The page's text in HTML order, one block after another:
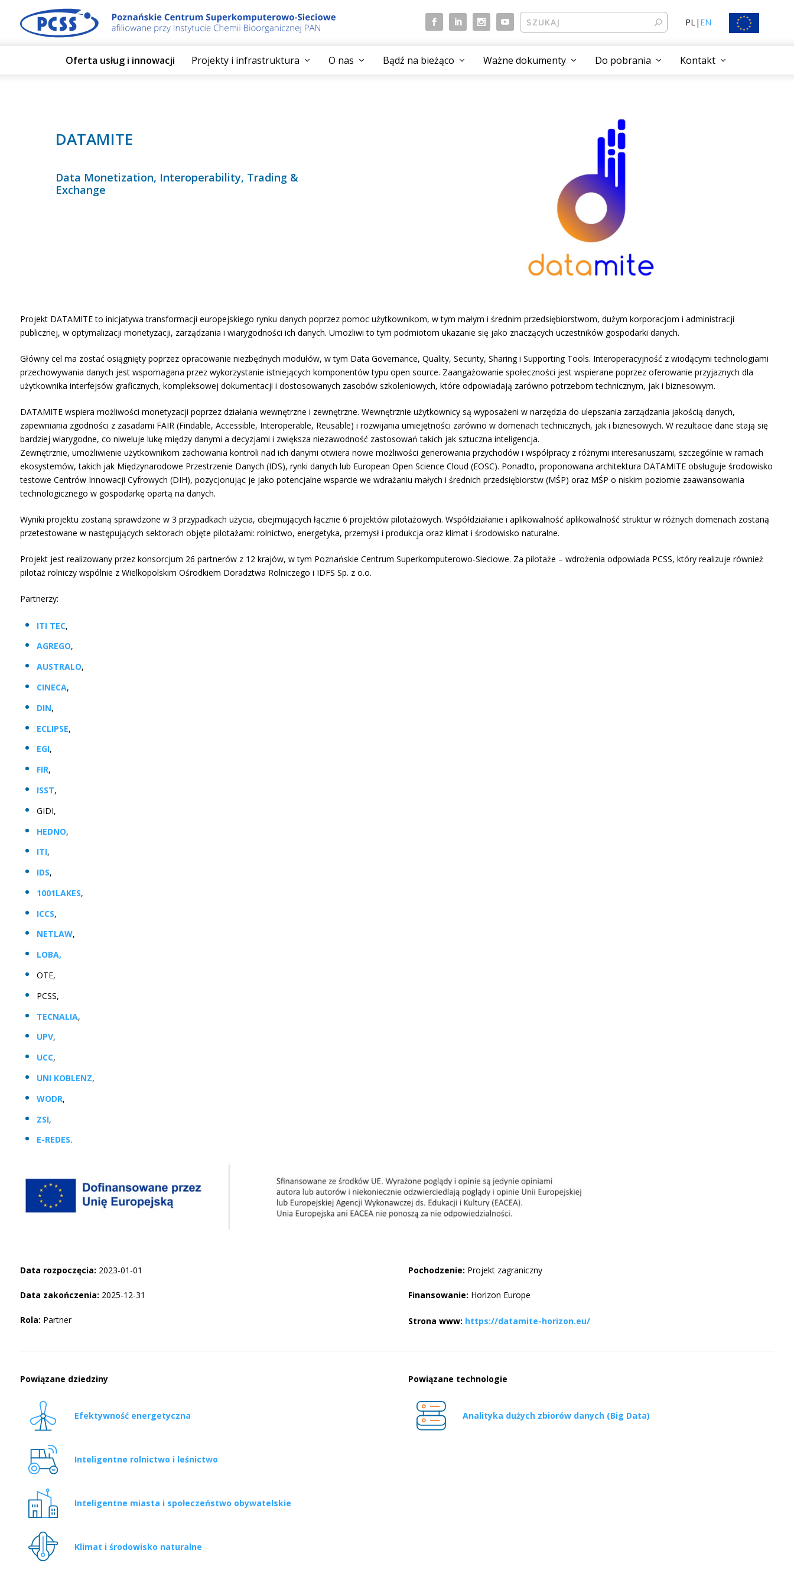
PL| EN
Oferta usług i innowacji Projekty i infrastruktura O nas Bądź na bieżąco Ważne dokumenty Do pobrania Kontakt
DATAMITE
Data Monetization, Interoperability, Trading &
Exchange
Projekt DATAMITE to inicjatywa transformacji europejskiego rynku danych poprzez pomoc użytkownikom, w tym małym i średnim przedsiębiorstwom, dużym korporacjom i administracji
publicznej, w optymalizacji monetyzacji, zarządzania i wiarygodności ich danych. Umożliwi to tym podmiotom ukazanie się jako znaczących uczestników gospodarki danych.
Główny cel ma zostać osiągnięty poprzez opracowanie niezbędnych modułów, w tym Data Governance, Quality, Security, Sharing i Supporting Tools. Interoperacyjność z wiodącymi technologiami
przechowywania danych jest wspomagana przez wykorzystanie istniejących komponentów typu open source. Zaangażowanie społeczności jest wspierane poprzez oferowanie przyjaznych dla
użytkownika interfejsów graficznych, kompleksowej dokumentacji i dostosowanych zasobów szkoleniowych, które odpowiadają zarówno potrzebom technicznym, jak i biznesowym.
DATAMITE wspiera możliwości monetyzacji poprzez działania wewnętrzne i zewnętrzne. Wewnętrznie użytkownicy są wyposażeni w narzędzia do ulepszania zarządzania jakością danych,
zapewniania zgodności z zasadami FAIR (Findable, Accessible, Interoperable, Reusable) i rozwijania umiejętności zarówno w domenach technicznych, jak i biznesowych. W rezultacie dane stają się
bardziej wiarygodne, co niweluje lukę między danymi a decyzjami i zwiększa niezawodność zastosowań takich jak sztuczna inteligencja.
Zewnętrznie, umożliwienie użytkownikom zachowania kontroli nad ich danymi otwiera nowe możliwości generowania przychodów i współpracy z różnymi interesariuszami, szczególnie w ramach
ekosystemów, takich jak Międzynarodowe Przestrzenie Danych (IDS), rynki danych lub European Open Science Cloud (EOSC). Ponadto, proponowana architektura DATAMITE obsługuje środowisko
testowe Centrów Innowacji Cyfrowych (DIH), pozycjonując je jako potencjalne wsparcie we wdrażaniu małych i średnich przedsiębiorstw (MŚP) oraz MŚP o niskim poziomie zaawansowania
technologicznego w gospodarkę opartą na danych.
Wyniki projektu zostaną sprawdzone w 3 przypadkach użycia, obejmujących łącznie 6 projektów pilotażowych. Współdziałanie i aplikowalność aplikowalność struktur w różnych domenach zostaną
przetestowane w następujących sektorach objęte pilotażami: rolnictwo, energetyka, przemysł i produkcja oraz klimat i środowisko naturalne.
Projekt jest realizowany przez konsorcjum 26 partnerów z 12 krajów, w tym Poznańskie Centrum Superkomputerowo-Sieciowe. Za pilotaże – wdrożenia odpowiada PCSS, który realizuje również
pilotaż rolniczy wspólnie z Wielkopolskim Ośrodkiem Doradztwa Rolniczego i IDFS Sp. z o.o.
Partnerzy:
ITI TEC,
AGREGO,
AUSTRALO,
CINECA,
DIN,
ECLIPSE,
EGI,
FIR,
ISST,
GIDI,
HEDNO,
ITI,
IDS,
1001LAKES,
ICCS,
NETLAW,
LOBA,
OTE,
PCSS,
TECNALIA,
UPV,
UCC,
UNI KOBLENZ,
WODR,
ZSI,
E-REDES.
Data rozpoczęcia: 2023-01-01
Data zakończenia: 2025-12-31
Rola: Partner
Pochodzenie: Projekt zagraniczny
Finansowanie: Horizon Europe
Strona www: https://datamite-horizon.eu/
Powiązane dziedziny
Efektywność energetyczna
Inteligentne rolnictwo i leśnictwo
Inteligentne miasta i społeczeństwo obywatelskie
Klimat i środowisko naturalne
Powiązane technologie
Analityka dużych zbiorów danych (Big Data)